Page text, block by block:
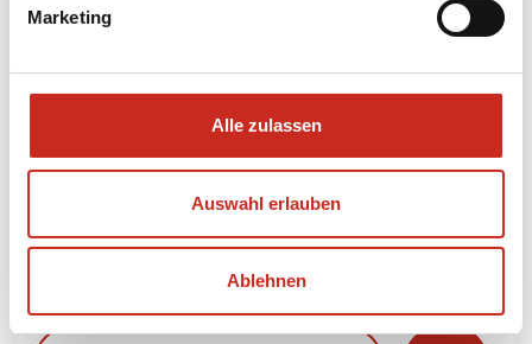
Marketing
Alle zulassen
Auswahl erlauben
Ablehnen
Bergwandern in Sentyab
ab 175 € pro Person